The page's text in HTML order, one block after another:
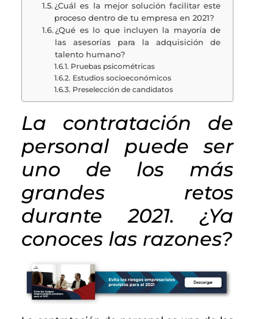
¿Cuál es la mejor solución facilitar este
proceso dentro de tu empresa en 2021?
¿Qué es lo que incluyen la mayoría de
las asesorías para la adquisición de
talento humano?
Pruebas psicométricas
Estudios socioeconómicos
Preselección de candidatos
La contratación de
personal puede ser
uno de los más
grandes retos
durante 2021. ¿Ya
conoces las razones?